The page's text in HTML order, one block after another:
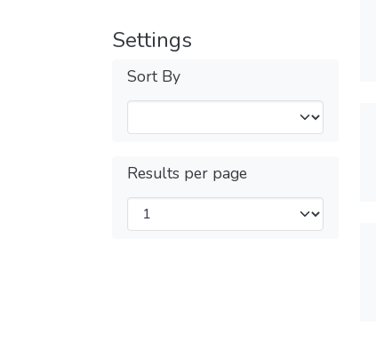
Settings
Sort By
Results per page